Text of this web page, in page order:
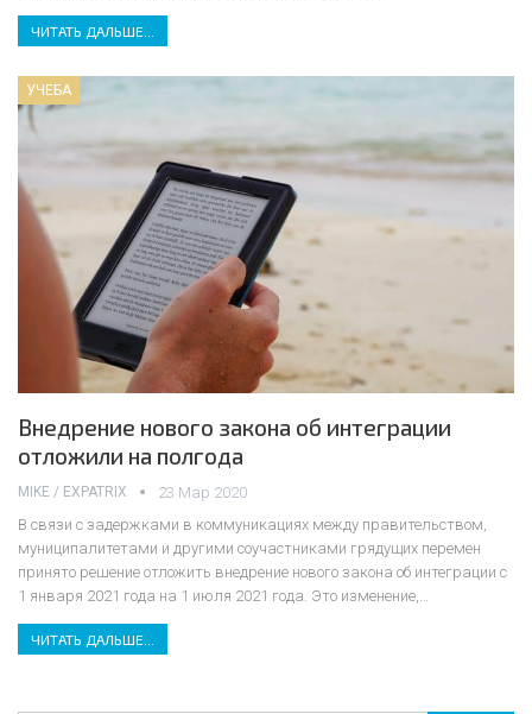
ЧИТАТЬ ДАЛЬШЕ...
УЧЕБА
Внедрение нового закона об интеграции
отложили на полгода
MIKE / EXPATRIX
23 Мар 2020
В связи с задержками в коммуникациях между правительством,
муниципалитетами и другими соучастниками грядущих перемен
принято решение отложить внедрение нового закона об интеграции с
1 января 2021 года на 1 июля 2021 года. Это изменение,…
ЧИТАТЬ ДАЛЬШЕ...